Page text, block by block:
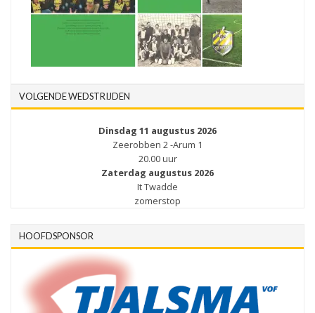
VOLGENDE WEDSTRIJDEN
Dinsdag 11 augustus 2026
Zeerobben 2 -Arum 1
20.00 uur
Zaterdag augustus 2026
It Twadde
zomerstop
HOOFDSPONSOR